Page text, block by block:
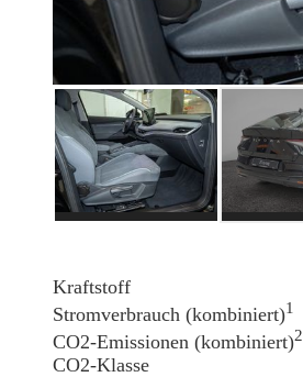
Kraftstoff
Stromverbrauch (kombiniert)1
CO2-Emissionen (kombiniert)2
CO2-Klasse